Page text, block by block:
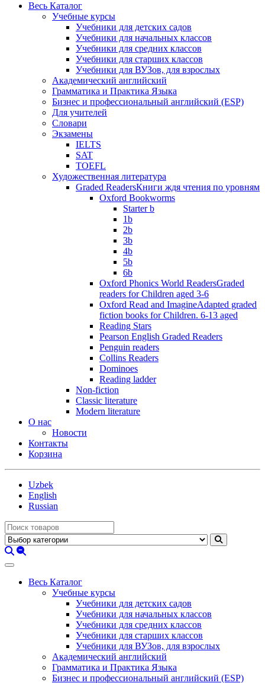
Весь Каталог
Учебные курсы
Учебники для детских садов
Учебники для начальных классов
Учебники для средних классов
Учебники для старших классов
Учебники для ВУЗов, для взрослых
Академический английский
Грамматика и Практика Языка
Бизнес и профессиональный английский (ESP)
Для учителей
Словари
Экзамены
IELTS
SAT
TOEFL
Художественная литература
Graded ReadersКниги ждя чтения по уровням
Oxford Bookworms
Starter b
1b
2b
3b
4b
5b
6b
Oxford Phonics World ReadersGraded
readers for Children aged 3-6
Oxford Read and ImagineAdapted graded
fiction books for Children. 6-13 aged
Reading Stars
Pearson English Graded Readers
Penguin readers
Collins Readers
Dominoes
Reading ladder
Non-fiction
Classic literature
Modern literature
О нас
Новости
Контакты
Корзина
Uzbek
English
Russian
Весь Каталог
Учебные курсы
Учебники для детских садов
Учебники для начальных классов
Учебники для средних классов
Учебники для старших классов
Учебники для ВУЗов, для взрослых
Академический английский
Грамматика и Практика Языка
Бизнес и профессиональный английский (ESP)